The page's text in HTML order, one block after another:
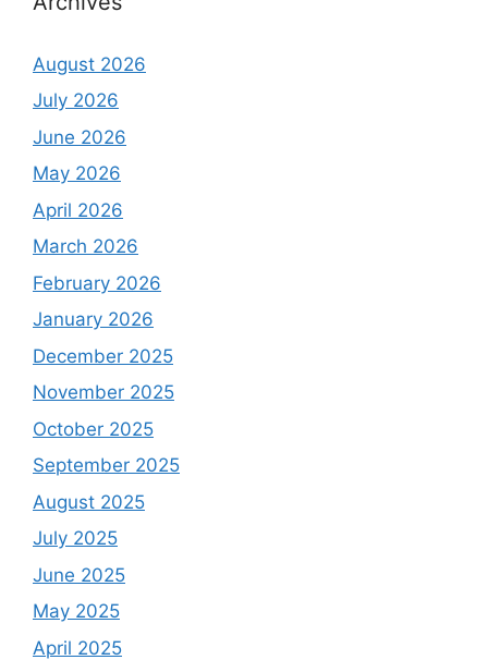
August 2026
July 2026
June 2026
May 2026
April 2026
March 2026
February 2026
January 2026
December 2025
November 2025
October 2025
September 2025
August 2025
July 2025
June 2025
May 2025
April 2025